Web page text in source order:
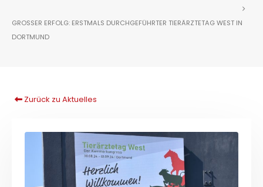
GROSSER ERFOLG: ERSTMALS DURCHGEFÜHRTER TIERÄRZTETAG WEST IN D
ORTMUND
Zurück zu Aktuelles